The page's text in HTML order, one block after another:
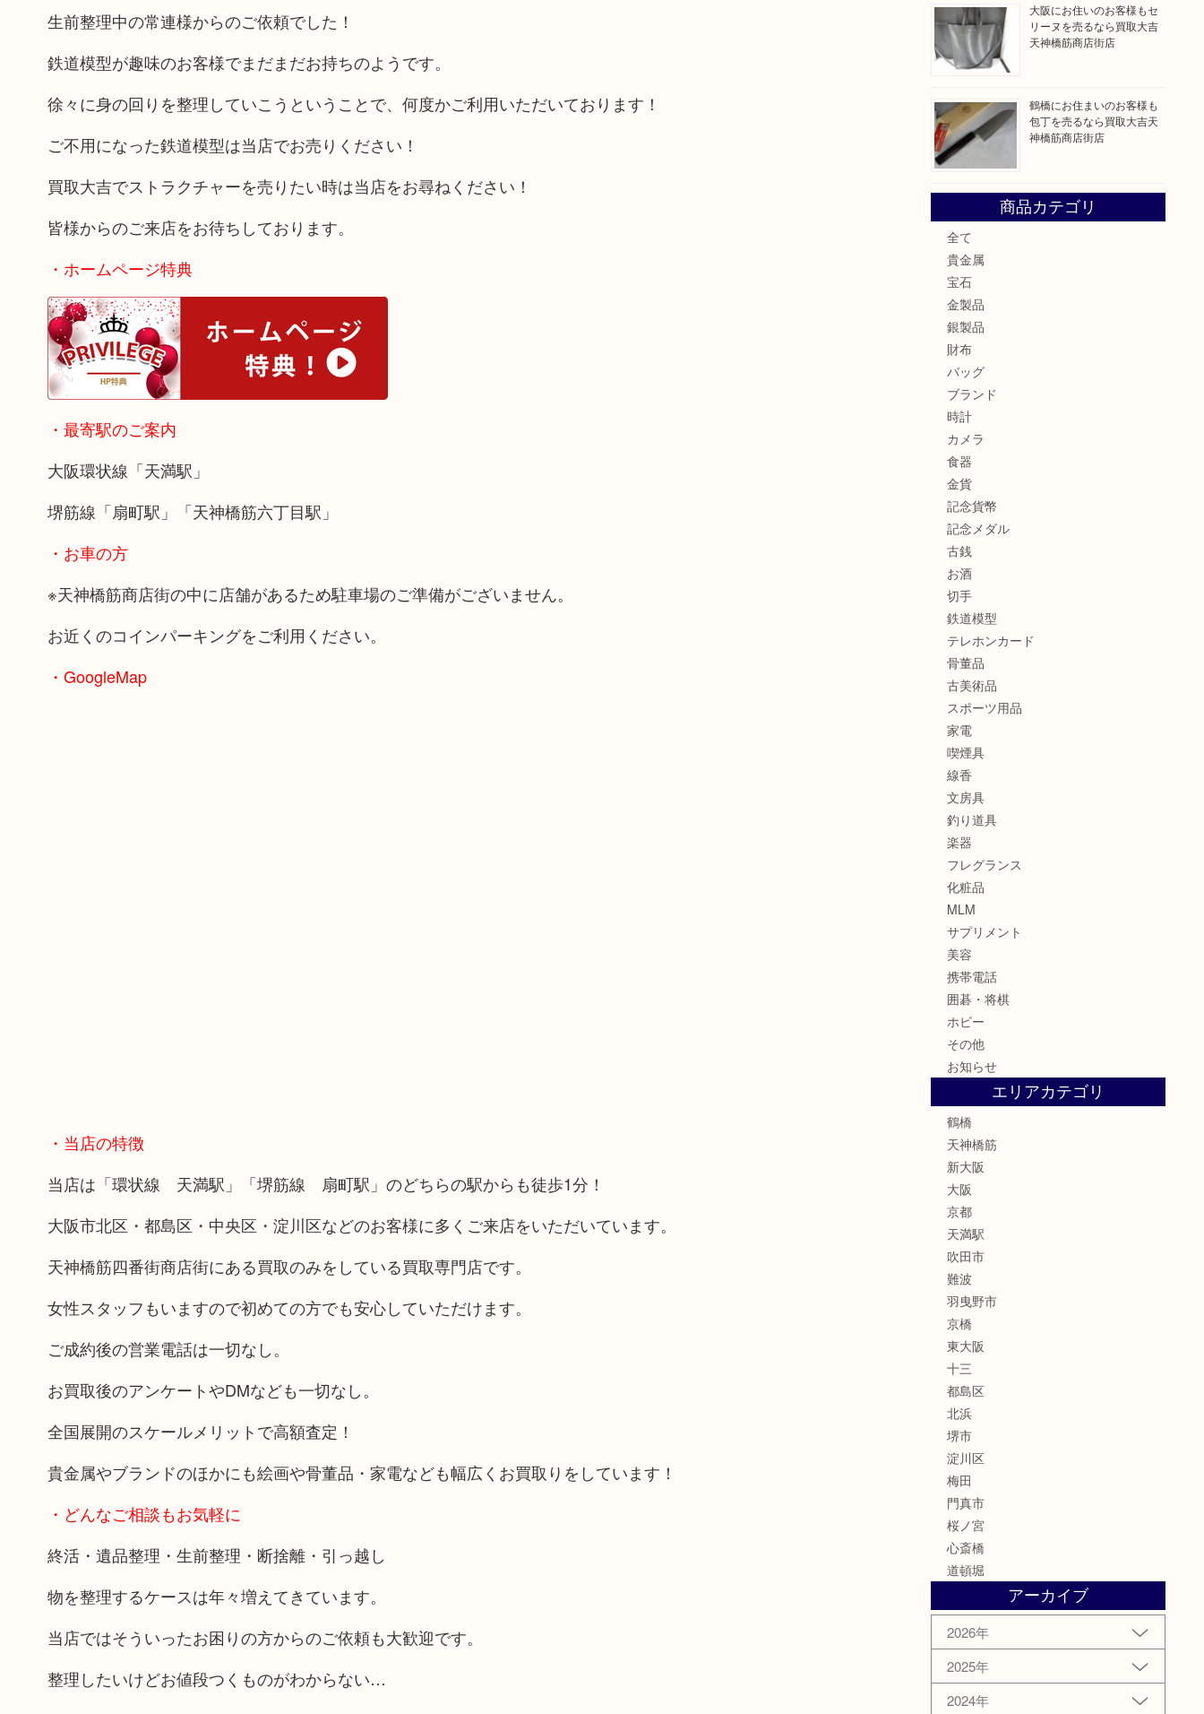
生前整理中の常連様からのご依頼でした！
鉄道模型が趣味のお客様でまだまだお持ちのようです。
徐々に身の回りを整理していこうということで、何度かご利用いただいております！
ご不用になった鉄道模型は当店でお売りください！
買取大吉でストラクチャーを売りたい時は当店をお尋ねください！
皆様からのご来店をお待ちしております。
・ホームページ特典
・最寄駅のご案内
大阪環状線「天満駅」
堺筋線「扇町駅」「天神橋筋六丁目駅」
・お車の方
※天神橋筋商店街の中に店舗があるため駐車場のご準備がございません。
お近くのコインパーキングをご利用ください。
・GoogleMap
・当店の特徴
当店は「環状線 天満駅」「堺筋線 扇町駅」のどちらの駅からも徒歩1分！
大阪市北区・都島区・中央区・淀川区などのお客様に多くご来店をいただいています。
天神橋筋四番街商店街にある買取のみをしている買取専門店です。
女性スタッフもいますので初めての方でも安心していただけます。
ご成約後の営業電話は一切なし。
お買取後のアンケートやDMなども一切なし。
全国展開のスケールメリットで高額査定！
貴金属やブランドのほかにも絵画や骨董品・家電なども幅広くお買取りをしています！
・どんなご相談もお気軽に
終活・遺品整理・生前整理・断捨離・引っ越し
物を整理するケースは年々増えてきています。
当店ではそういったお困りの方からのご依頼も大歓迎です。
整理したいけどお値段つくものがわからない…
大阪にお住いのお客様もセ
リーヌを売るなら買取大吉
天神橋筋商店街店
鶴橋にお住まいのお客様も
包丁を売るなら買取大吉天
神橋筋商店街店
商品カテゴリ
全て
貴金属
宝石
金製品
銀製品
財布
バッグ
ブランド
時計
カメラ
食器
金貨
記念貨幣
記念メダル
古銭
お酒
切手
鉄道模型
テレホンカード
骨董品
古美術品
スポーツ用品
家電
喫煙具
線香
文房具
釣り道具
楽器
フレグランス
化粧品
MLM
サプリメント
美容
携帯電話
囲碁・将棋
ホビー
その他
お知らせ
エリアカテゴリ
鶴橋
天神橋筋
新大阪
大阪
京都
天満駅
吹田市
難波
羽曳野市
京橋
東大阪
十三
都島区
北浜
堺市
淀川区
梅田
門真市
桜ノ宮
心斎橋
道頓堀
アーカイブ
2026年
2025年
2024年